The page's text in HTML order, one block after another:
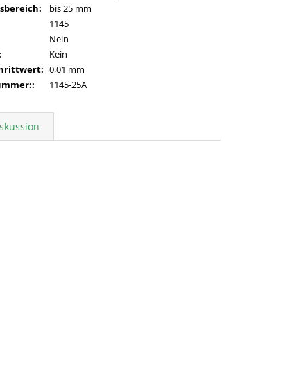
:
bis 25 mm
1145
Nein
Kein
: 0,01 mm
: 1145-25A